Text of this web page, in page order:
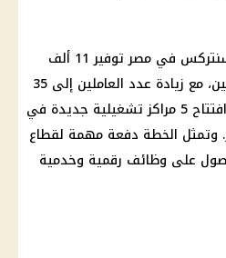
في مصر توفير 11 ألف
خلال عامين، مع زيادة عدد العاملين إلى 35
ألف موظف بنهاية 2028، وافتتاح 5 مراكز تشغيلية جديدة في
وتمثل الخطة دفعة مهمة لقطاع
على وظائف رقمية وخدمية